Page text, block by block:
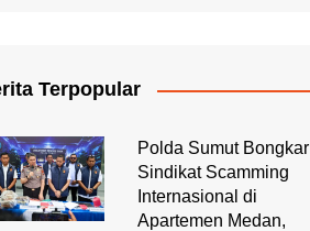
Terpopular
Polda Sumut Bongkar
Sindikat Scamming
Internasional di
Apartemen Medan,